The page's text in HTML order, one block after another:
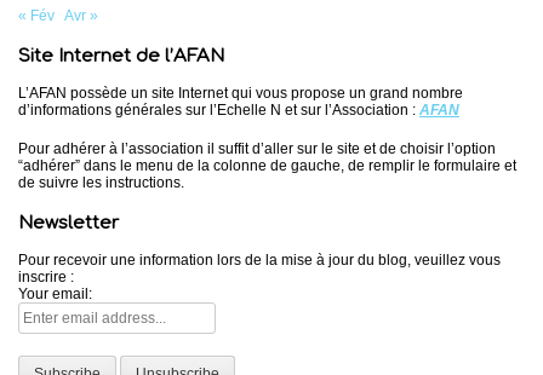
« Fév Avr »
Site Internet de l’AFAN
L’AFAN possède un site Internet qui vous propose un grand nombre
d’informations générales sur l’Echelle N et sur l’Association : AFAN
Pour adhérer à l’association il suffit d’aller sur le site et de choisir l’option
“adhérer” dans le menu de la colonne de gauche, de remplir le formulaire et
de suivre les instructions.
Newsletter
Pour recevoir une information lors de la mise à jour du blog, veuillez vous
inscrire :
Your email: